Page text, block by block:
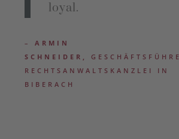
loyal.
–ARMIN
SCHNEIDER,
RECHTSANWALTSKANZLEI IN
BIBERACH